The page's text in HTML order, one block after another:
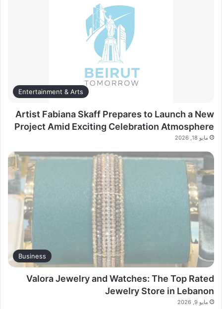
Entertainment & Arts
Artist Fabiana Skaff Prepares to Launch a New
Project Amid Exciting Celebration Atmosphere
مايو 18, 2026
Business
Valora Jewelry and Watches: The Top Rated
Jewelry Store in Lebanon
مايو 9, 2026